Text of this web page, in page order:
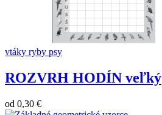
vtáky ryby psy
ROZVRH HODÍN veľký
od 0,30 €